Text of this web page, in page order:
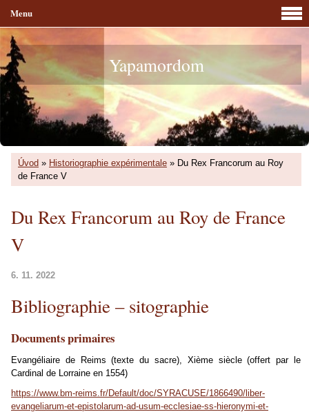
Yapamordom
Úvod » Historiographie expérimentale » Du Rex Francorum au Roy
de France V
Du Rex Francorum au Roy de France
V
6. 11. 2022
Bibliographie – sitographie
Documents primaires
Evangéliaire de Reims (texte du sacre), Xième siècle (offert par le
Cardinal de Lorraine en 1554)
https://www.bm-reims.fr/Default/doc/SYRACUSE/1866490/liber-
evangeliarum-et-epistolarum-ad-usum-ecclesiae-ss-hieronymi-et-
Menu